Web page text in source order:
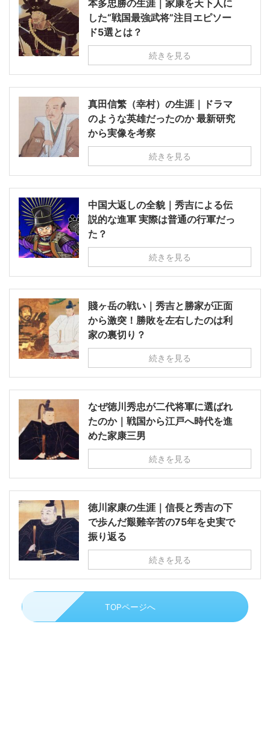
本多忠勝の生涯｜家康を天下人に
した“戦国最強武将”注目エピソー
ド5選とは？
続きを見る
真田信繁（幸村）の生涯｜ドラマ
のような英雄だったのか 最新研究
から実像を考察
続きを見る
中国大返しの全貌｜秀吉による伝
説的な進軍 実際は普通の行軍だっ
た？
続きを見る
賤ヶ岳の戦い｜秀吉と勝家が正面
から激突！勝敗を左右したのは利
家の裏切り？
続きを見る
なぜ徳川秀忠が二代将軍に選ばれ
たのか｜戦国から江戸へ時代を進
めた家康三男
続きを見る
徳川家康の生涯｜信長と秀吉の下
で歩んだ艱難辛苦の75年を史実で
振り返る
続きを見る
TOPページへ